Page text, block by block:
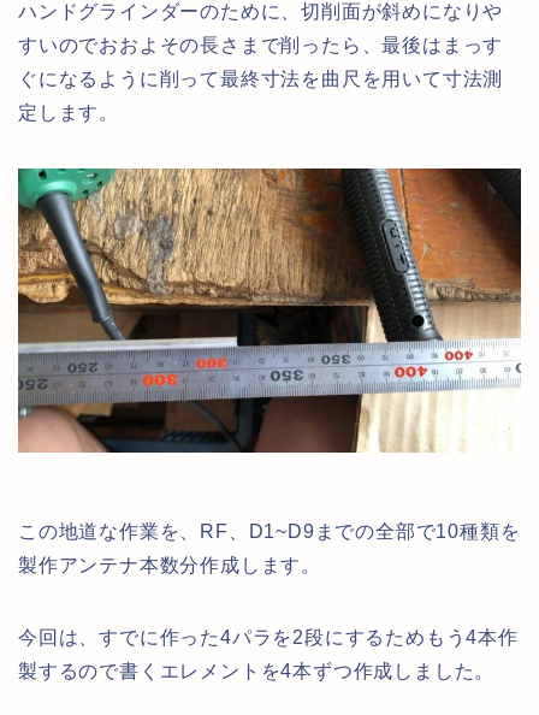
ハンドグラインダーのために、切削面が斜めになりや
すいのでおおよその長さまで削ったら、最後はまっす
ぐになるように削って最終寸法を曲尺を用いて寸法測
定します。
この地道な作業を、RF、D1~D9までの全部で10種類を
製作アンテナ本数分作成します。
今回は、すでに作った4パラを2段にするためもう4本作
製するので書くエレメントを4本ずつ作成しました。